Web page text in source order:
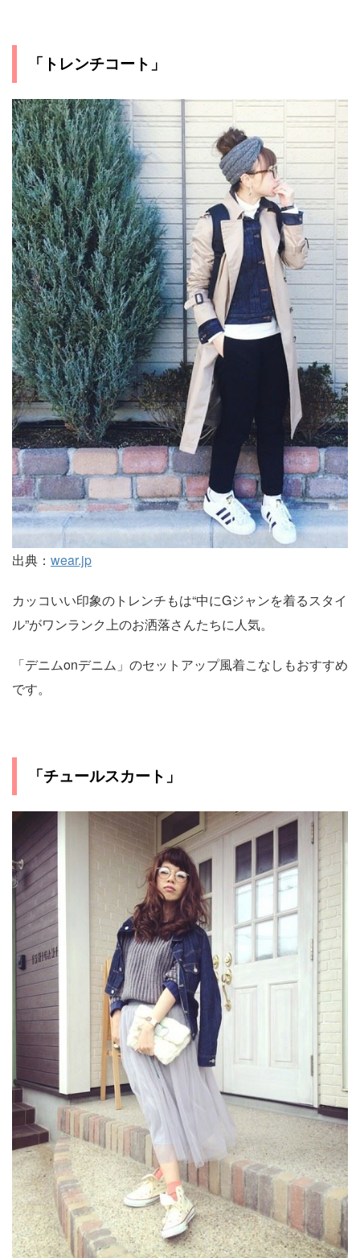
「トレンチコート」
出典： wear.jp
カッコいい印象のトレンチもは“中にGジャンを着るスタイ
ル”がワンランク上のお洒落さんたちに人気。
「デニムonデニム」のセットアップ風着こなしもおすすめ
です。
「チュールスカート」